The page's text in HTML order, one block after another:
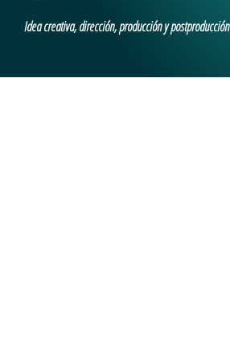
Idea creativa, dirección, producción y postproducción